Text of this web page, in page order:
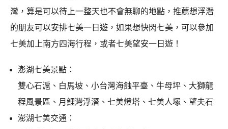
灣，算是可以待上一整天也不會無聊的地點，推薦想浮潛
的朋友可以安排七美一日遊，如果想快閃七美，可以參加
七美加上南方四海行程，或者七美望安一日遊！
澎湖七美景點：
雙心石滬、白馬坡、小台灣海蝕平臺、牛母坪、大獅龍
程風景區、月鯉灣浮潛、七美燈塔、七美人塚、望夫石
澎湖七美交通：